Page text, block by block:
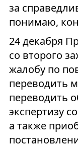
за
понимаю,
24 декабря
со второго
жалобу по
переводить
переводить
экспертизу
а также